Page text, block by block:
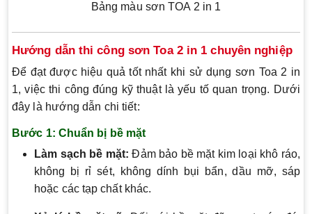
Bảng màu sơn TOA 2 in 1
Hướng dẫn thi công sơn Toa 2 in 1 chuyên nghiệp
Để đạt được hiệu quả tốt nhất khi sử dụng sơn Toa 2 in
1, việc thi công đúng kỹ thuật là yếu tố quan trọng. Dưới
đây là hướng dẫn chi tiết:
Bước 1: Chuẩn bị bề mặt
Làm sạch bề mặt: Đảm bảo bề mặt kim loại khô ráo,
không bị rỉ sét, không dính bụi bẩn, dầu mỡ, sáp
hoặc các tạp chất khác.